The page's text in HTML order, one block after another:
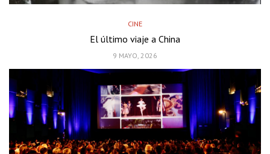
CINE
El último viaje a China
9 MAYO, 2026